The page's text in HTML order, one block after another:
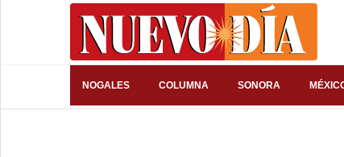
NOGALES COLUMNA SONORA